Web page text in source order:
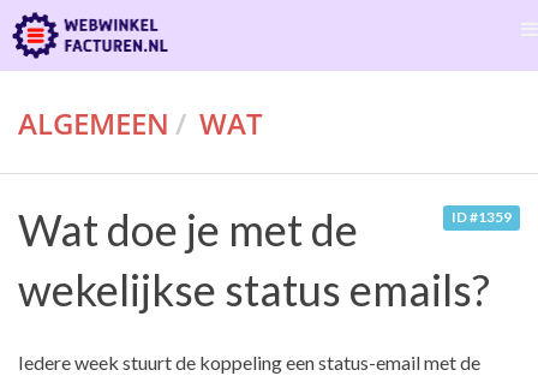
ALGEMEEN WAT
ID #1359
Wat doe je met de
wekelijkse status emails?
Iedere week stuurt de koppeling een status-email met de